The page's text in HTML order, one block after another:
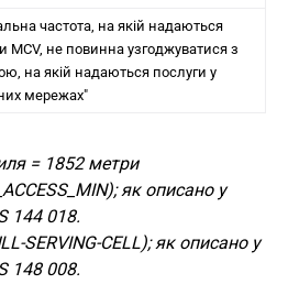
частота, на якій надаються
MCV, не повинна узгоджуватися з
на якій надаються послуги у
мережах"
= 1852 метри
як описано у
144 018.
SERVING-CELL); як описано у
148 008.